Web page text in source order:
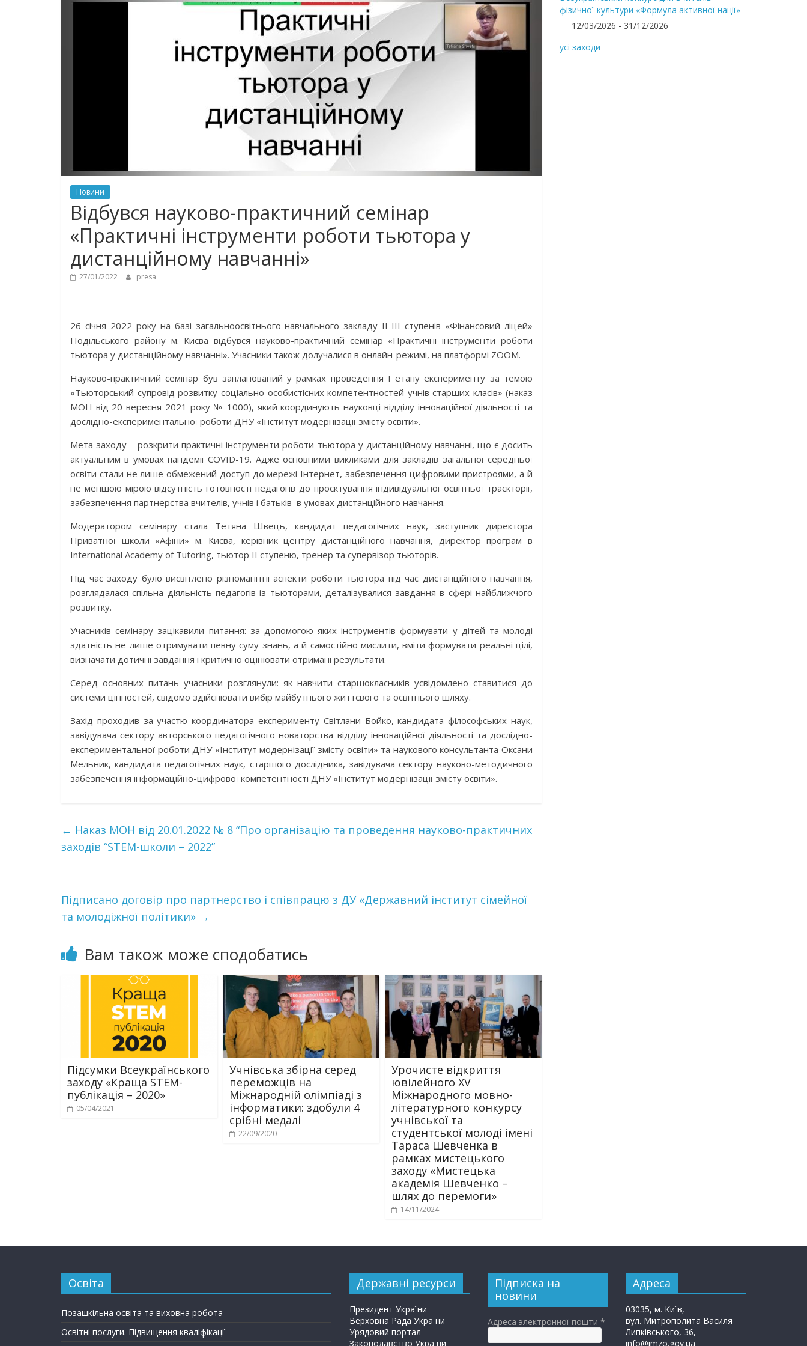
Новини
Відбувся науково-практичний семінар
«Практичні інструменти роботи тьютора у
дистанційному навчанні»
27/01/2022 presa
26 січня 2022 року на базі загальноосвітнього навчального закладу ІІ-ІІІ ступенів «Фінансовий ліцей»
Подільського району м. Києва відбувся науково-практичний семінар «Практичні інструменти роботи
тьютора у дистанційному навчанні». Учасники також долучалися в онлайн-режимі, на платформі ZOOM.
Науково-практичний семінар був запланований у рамках проведення І етапу експерименту за темою
«Тьюторський супровід розвитку соціально-особистісних компетентностей учнів старших класів» (наказ
МОН від 20 вересня 2021 року № 1000), який координують науковці відділу інноваційної діяльності та
дослідно-експериментальної роботи ДНУ «Інститут модернізації змісту освіти».
Мета заходу – розкрити практичні інструменти роботи тьютора у дистанційному навчанні, що є досить
актуальним в умовах пандемії COVID-19. Адже основними викликами для закладів загальної середньої
освіти стали не лише обмежений доступ до мережі Інтернет, забезпечення цифровими пристроями, а й
не меншою мірою відсутність готовності педагогів до проєктування індивідуальної освітньої траєкторії,
забезпечення партнерства вчителів, учнів і батьків в умовах дистанційного навчання.
Модератором семінару стала Тетяна Швець, кандидат педагогічних наук, заступник директора
Приватної школи «Афіни» м. Києва, керівник центру дистанційного навчання, директор програм в
International Academy of Tutoring, тьютор ІІ ступеню, тренер та супервізор тьюторів.
Під час заходу було висвітлено різноманітні аспекти роботи тьютора під час дистанційного навчання,
розглядалася спільна діяльність педагогів із тьюторами, деталізувалися завдання в сфері найближчого
розвитку.
Учасників семінару зацікавили питання: за допомогою яких інструментів формувати у дітей та молоді
здатність не лише отримувати певну суму знань, а й самостійно мислити, вміти формувати реальні цілі,
визначати дотичні завдання і критично оцінювати отримані результати.
Серед основних питань учасники розглянули: як навчити старшокласників усвідомлено ставитися до
системи цінностей, свідомо здійснювати вибір майбутнього життєвого та освітнього шляху.
Захід проходив за участю координатора експерименту Світлани Бойко, кандидата філософських наук,
завідувача сектору авторського педагогічного новаторства відділу інноваційної діяльності та дослідно-
експериментальної роботи ДНУ «Інститут модернізації змісту освіти» та наукового консультанта Оксани
Мельник, кандидата педагогічних наук, старшого дослідника, завідувача сектору науково-методичного
забезпечення інформаційно-цифрової компетентності ДНУ «Інститут модернізації змісту освіти».
← Наказ МОН від 20.01.2022 № 8 “Про організацію та проведення науково-практичних
заходів “STEM-школи – 2022”
Підписано договір про партнерство і співпрацю з ДУ «Державний інститут сімейної
та молодіжної політики» →
Вам також може сподобатись
Підсумки Всеукраїнського
заходу «Краща STEM-
публікація – 2020»
05/04/2021
Учнівська збірна серед
переможців на
Міжнародній олімпіаді з
інформатики: здобули 4
срібні медалі
22/09/2020
Урочисте відкриття
ювілейного ХV
Міжнародного мовно-
літературного конкурсу
учнівської та
студентської молоді імені
Тараса Шевченка в
рамках мистецького
заходу «Мистецька
академія Шевченко –
шлях до перемоги»
14/11/2024
фізичної культури «Формула активної нації»
12/03/2026 - 31/12/2026
усі заходи
Освіта
Позашкільна освіта та виховна робота
Освітні послуги. Підвищення кваліфікації
Державні ресурси
Президент України
Верховна Рада України
Урядовий портал
Законодавство України
Підписка на
новини
Адреса электронної пошти *
Адреса
03035, м. Київ,
вул. Митрополита Василя
Липківського, 36,
info@imzo.gov.ua